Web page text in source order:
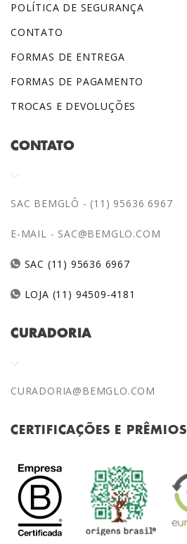
POLÍTICA DE SEGURANÇA
CONTATO
FORMAS DE ENTREGA
FORMAS DE PAGAMENTO
TROCAS E DEVOLUÇÕES
CONTATO
SAC BEMGLÔ - (11) 95636 6967
E-MAIL - SAC@BEMGLO.COM
SAC (11) 95636 6967
LOJA (11) 94509-4181
CURADORIA
CURADORIA@BEMGLO.COM
CERTIFICAÇÕES E PRÊMIOS